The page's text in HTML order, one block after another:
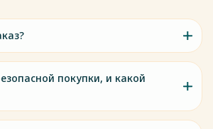
покупки, и какой